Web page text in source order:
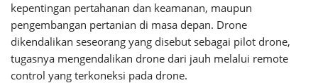
kepentingan pertahanan dan keamanan, maupun
pengembangan pertanian di masa depan. Drone
dikendalikan seseorang yang disebut sebagai pilot drone,
tugasnya mengendalikan drone dari jauh melalui remote
control yang terkoneksi pada drone.